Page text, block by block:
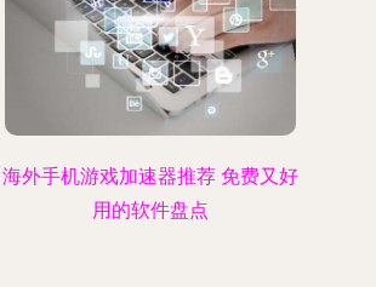
海外手机游戏加速器推荐 免费又好
用的软件盘点